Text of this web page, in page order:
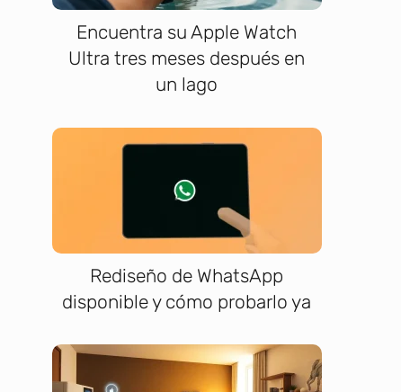
Encuentra su Apple Watch
Ultra tres meses después en
un lago
Rediseño de WhatsApp
disponible y cómo probarlo ya